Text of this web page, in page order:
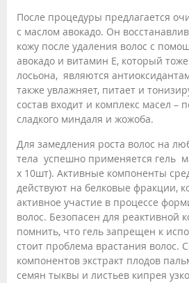
После процедуры предлагается
с маслом авокадо. Он
кожу после удаления волос с
авокадо и витамин Е, который тоже
лосьона, являются
также увлажняет, питает и
состав входит и комплекс масел –
сладкого миндаля и жожоба.
Для замедления роста волос на
тела успешно применяется гель
х 10шт). Активные компоненты
действуют на белковые фракции,
активное участие в процессе
волос. Безопасен для реактивной
помнить, что гель запрещен к
стоит проблема врастания волос.
компонентов экстракт плодов
семян тыквы и листьев кипрея